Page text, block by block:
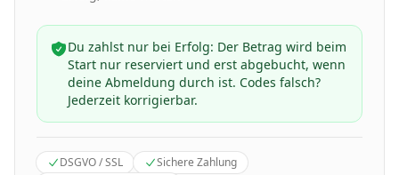
Du zahlst nur bei Erfolg: Der Betrag wird beim
Start nur reserviert und erst abgebucht, wenn
deine Abmeldung durch ist. Codes falsch?
Jederzeit korrigierbar.
DSGVO / SSL
Sichere Zahlung